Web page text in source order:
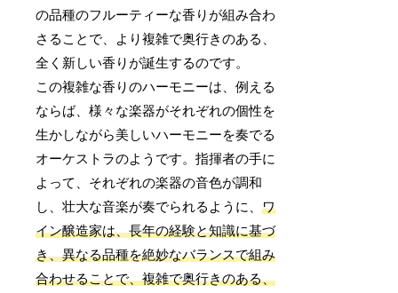
の品種のフルーティーな香りが組み合わ
さることで、より複雑で奥行きのある、
全く新しい香りが誕生するのです。
この複雑な香りのハーモニーは、例える
ならば、様々な楽器がそれぞれの個性を
生かしながら美しいハーモニーを奏でる
オーケストラのようです。指揮者の手に
よって、それぞれの楽器の音色が調和
し、壮大な音楽が奏でられるように、ワ
イン醸造家は、長年の経験と知識に基づ
き、異なる品種を絶妙なバランスで組み
合わせることで、複雑で奥行きのある、